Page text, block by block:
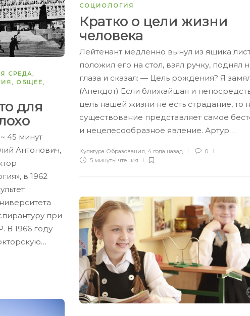
СОЦИОЛОГИЯ
Кратко о цели жизни
человека
Лейтенант медленно вынул из ящика
положил его на стол, взял ручку, поднял
глаза и сказал: — Цель рождения? Я
(Анекдот) Если ближайшая и
цель нашей жизни не есть страдание, то
существование представляет самое
и нецелесообразное явление. Артур…
Культура Образования 4 года назад
0
5 минуты чтения
СРЕДА ,
, ОБЩЕЕ ,
для
45 минут
Антонович,
в 1962
при
В 1966 году